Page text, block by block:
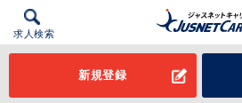
求人検索
新規登録